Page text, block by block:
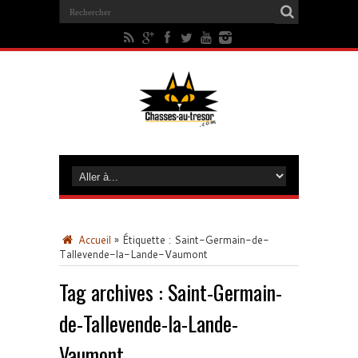
Accueil » Étiquette : Saint-Germain-de-
Tallevende-la-Lande-Vaumont
Tag archives : Saint-Germain-
de-Tallevende-la-Lande-